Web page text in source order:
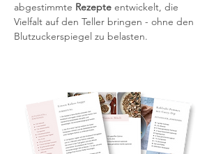
abgestimmte Rezepte entwickelt, die
Vielfalt auf den Teller bringen - ohne den
Blutzuckerspiegel zu belasten.